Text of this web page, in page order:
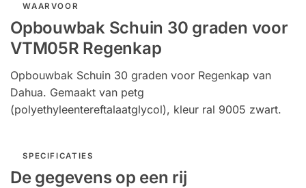
WAARVOOR
Opbouwbak Schuin 30 graden voor
VTM05R Regenkap
Opbouwbak Schuin 30 graden voor Regenkap van
Dahua. Gemaakt van petg
(polyethyleentereftalaatglycol), kleur ral 9005 zwart.
SPECIFICATIES
De gegevens op een rij